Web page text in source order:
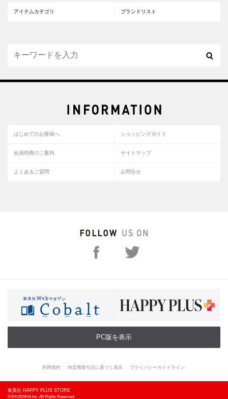
アイテムカテゴリ ブランドリスト
はじめてのお客様へ ショッピングガイド
会員特典のご案内 サイトマップ
よくあるご質問 お問合せ
PC版を表示
利用規約 特定商取引法に基づく表示 プライバシーガイドライン
集英社 HAPPY PLUS STORE
©SHUEISHA Inc. All Rights Reserved.